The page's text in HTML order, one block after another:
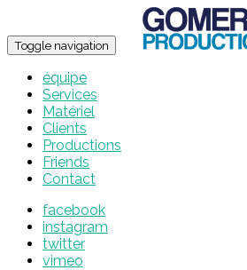
Toggle navigation
équipe
Services
Matériel
Clients
Productions
Friends
Contact
facebook
instagram
twitter
vimeo